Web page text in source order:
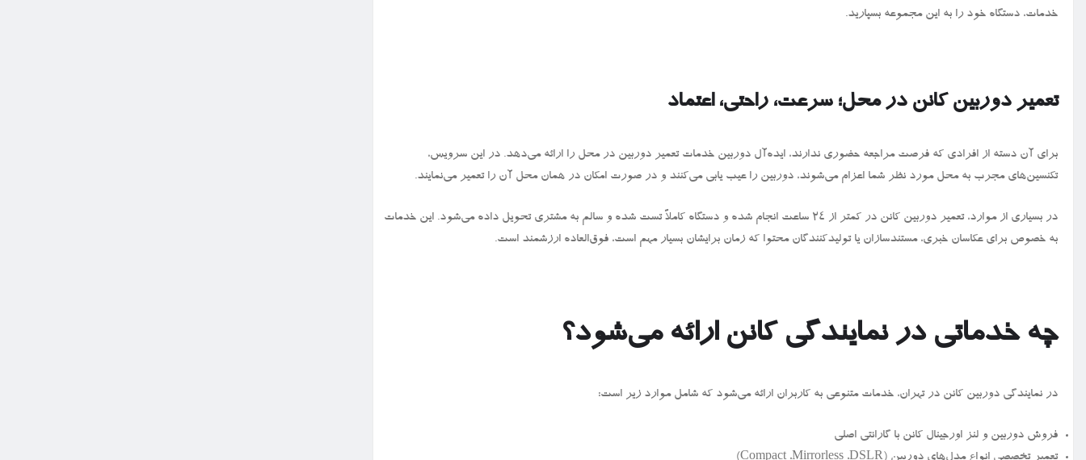
خدمات، دستگاه خود را به این مجموعه بسپارید.
تعمیر دوربین کانن در محل؛ سرعت، راحتی، اعتماد
برای آن دسته از افرادی که فرصت مراجعه حضوری ندارند، ایده‌آل دوربین خدمات تعمیر دوربین در محل را ارائه می‌دهد. در این سرویس،
تکنسین‌های مجرب به محل مورد نظر شما اعزام می‌شوند، دوربین را عیب‌ یابی می‌کنند و در صورت امکان در همان محل آن را تعمیر می‌نمایند.
در بسیاری از موارد، تعمیر دوربین کانن در کمتر از ۲۴ ساعت انجام شده و دستگاه کاملاً تست‌ شده و سالم به مشتری تحویل داده می‌شود. این خدمات
به‌ خصوص برای عکاسان خبری، مستندسازان یا تولیدکنندگان محتوا که زمان برایشان بسیار مهم است، فوق‌العاده ارزشمند است.
چه خدماتی در نمایندگی کانن ارائه می‌شود؟
در نمایندگی دوربین کانن در تهران، خدمات متنوعی به کاربران ارائه می‌شود که شامل موارد زیر است:
فروش دوربین و لنز اورجینال کانن با گارانتی اصلی